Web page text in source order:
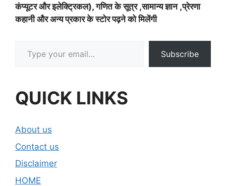
कंप्यूटर और इलेक्ट्रिकल), गणित के सूत्र ,सामान्य ज्ञान ,प्रेरणा
कहानी और अन्य प्रकार के स्टोर पढ़ने को मिलेंगी
Subscribe
QUICK LINKS
About us
Contact us
Disclaimer
HOME